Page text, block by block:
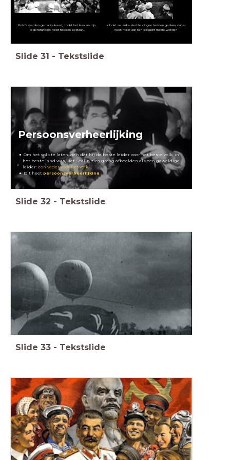
Foto's werden gemanipuleerd, zodat het leek als zijn
tegenstanders nooit hadden bestaan...
...of dat ze zulke slechte dingen hadden gedaan, dat er
nooit meer aan hen gedacht mocht worden
Slide 31 - Tekstslide
Persoonsverheerlijking
Om het volk te laten zien dat hij de beste leider voor het beste volk, in
het beste land was, liet Stalin zich graag afbeelden als een geweldige
leider: een vader voor het volk.
Dit heetpersoonsverheerlijking
Slide 32 - Tekstslide
Slide 33 - Tekstslide